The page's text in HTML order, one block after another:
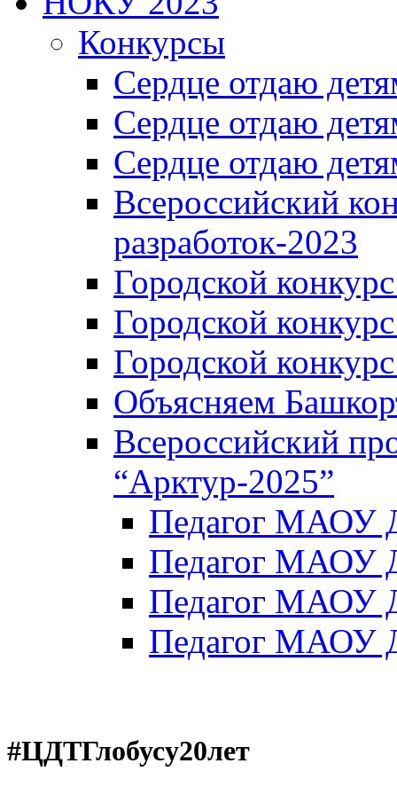
Конкурсы
Сердце отдаю
Сердце отдаю
Сердце отдаю
Всероссийский
разработок-2023
Городской
Городской
Городской
Объясняем
Всероссийский
“Арктур-2025”
Педагог МАОУ
Педагог МАОУ
Педагог МАОУ
Педагог МАОУ
#ЦДТГлобусу20лет